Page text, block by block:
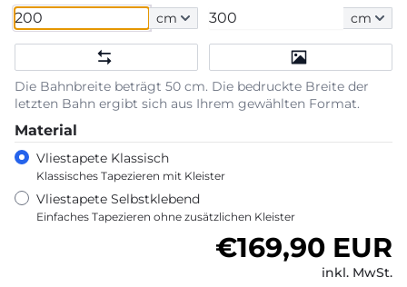
cm
cm
Die Bahnbreite beträgt 50 cm. Die bedruckte Breite der
letzten Bahn ergibt sich aus Ihrem gewählten Format.
Material
Vliestapete Klassisch
Klassisches Tapezieren mit Kleister
Vliestapete Selbstklebend
Einfaches Tapezieren ohne zusätzlichen Kleister
Normaler
€169,90 EUR
inkl. MwSt.